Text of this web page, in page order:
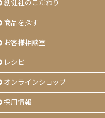
創健社のこだわり
商品を探す
お客様相談室
レシピ
オンラインショップ
採用情報